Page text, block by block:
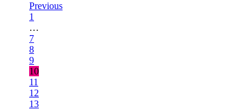
Previous
1
…
7
8
9
10
11
12
13